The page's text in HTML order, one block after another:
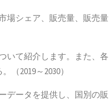
場シェア、販売量、販売量
いて紹介します。また、各
2019～2030）
データを提供し、国別の販